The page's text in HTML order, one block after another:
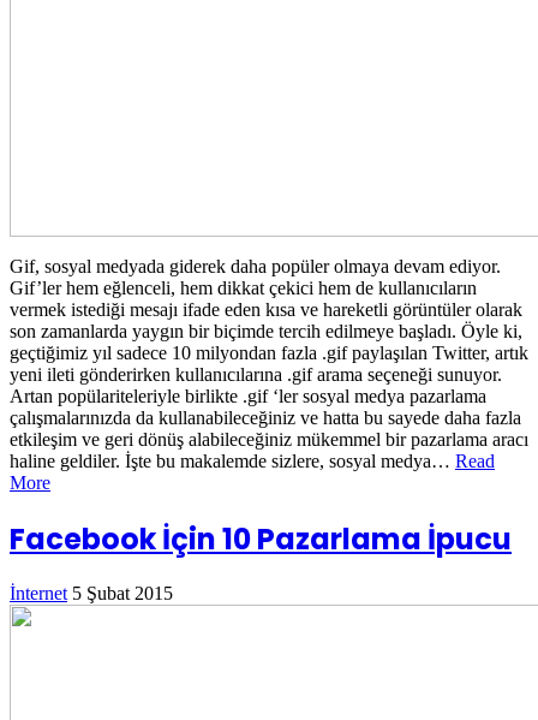
Gif, sosyal medyada giderek daha popüler olmaya devam ediyor.
Gif’ler hem eğlenceli, hem dikkat çekici hem de kullanıcıların
vermek istediği mesajı ifade eden kısa ve hareketli görüntüler olarak
son zamanlarda yaygın bir biçimde tercih edilmeye başladı. Öyle ki,
geçtiğimiz yıl sadece 10 milyondan fazla .gif paylaşılan Twitter, artık
yeni ileti gönderirken kullanıcılarına .gif arama seçeneği sunuyor.
Artan popülariteleriyle birlikte .gif ‘ler sosyal medya pazarlama
çalışmalarınızda da kullanabileceğiniz ve hatta bu sayede daha fazla
etkileşim ve geri dönüş alabileceğiniz mükemmel bir pazarlama aracı
haline geldiler. İşte bu makalemde sizlere, sosyal medya… Read
More
Facebook İçin 10 Pazarlama İpucu
İnternet 5 Şubat 2015